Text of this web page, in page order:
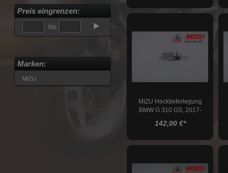
MIZU Hecktieferlegung
BMW G 310 GS, 2017-
142,00 €*
Benelli
BMW
Buell
Ducati
Honda
Husqvarna
Preis eingrenzen:
bis
Marken:
MIZU